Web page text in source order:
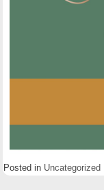
Posted in Uncategorized